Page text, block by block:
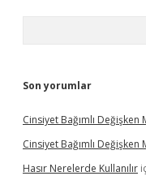
Son yorumlar
Cinsiyet Bağımlı Değişken
Cinsiyet Bağımlı Değişken
Hasır Nerelerde Kullanılır